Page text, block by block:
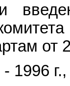
от
1996